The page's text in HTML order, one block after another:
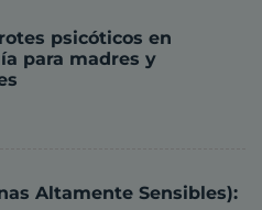
psicóticos en
para madres y
Altamente Sensibles):